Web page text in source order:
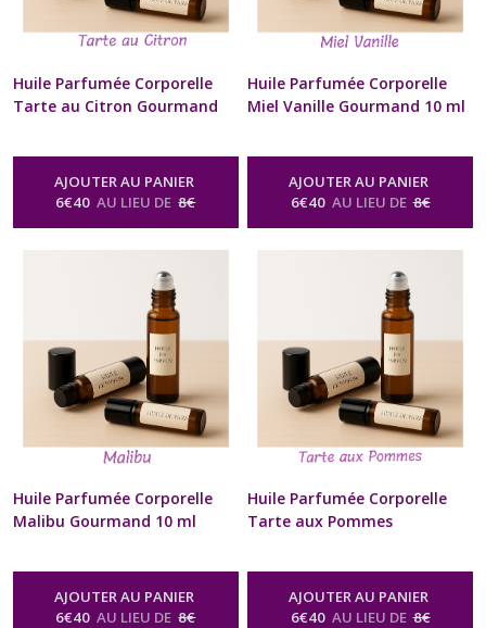
Huile Parfumée Corporelle
Tarte au Citron Gourmand
et Poignets Cadeau Beauté
bien être Homme Femme St-
Huile Parfumée Corporelle
Naturelle Senteur Gourmande
AJOUTER AU PANIER
6€40 AU LIEU DE 8€
Huile Parfumée Corporelle
Miel Vanille Gourmand 10 ml
Poignets Cadeau Beauté bien
être Homme Femme St-
Huile Parfumée Corporelle
Naturelle Senteur Gourmande
AJOUTER AU PANIER
6€40 AU LIEU DE 8€
Huile Parfumée Corporelle
Malibu Gourmand 10 ml
Poignets Cadeau Beauté bien
être Homme Femme St-
AJOUTER AU PANIER
6€40 AU LIEU DE 8€
Huile Parfumée Corporelle
Tarte aux Pommes
Cou et Poignets Cadeau
Beauté bien être Homme
AJOUTER AU PANIER
6€40 AU LIEU DE 8€